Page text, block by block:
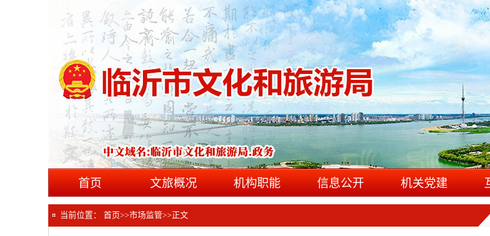
首页 文旅概况 机构职能 信息公开 机关党建
当前位置： 首页>>市场监管>> 正文